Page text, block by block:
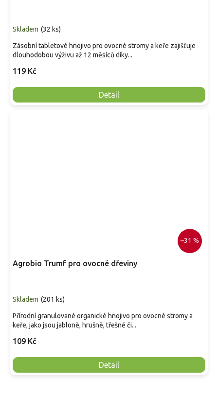
Skladem (32 ks)
119 Kč
Detail
Zásobní tabletové hnojivo pro ovocné stromy a keře zajišťuje
dlouhodobou výživu až 12 měsíců díky...
–31 %
Agrobio Trumf pro ovocné dřeviny
Skladem (201 ks)
109 Kč
Detail
Přírodní granulované organické hnojivo pro ovocné stromy a
keře, jako jsou jabloně, hrušně, třešně či...